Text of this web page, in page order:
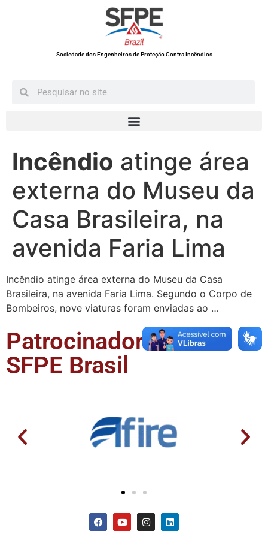
Sociedade dos Engenheiros de Proteção Contra Incêndios
Incêndio atinge área
externa do Museu da
Casa Brasileira, na
avenida Faria Lima
Incêndio atinge área externa do Museu da Casa
Brasileira, na avenida Faria Lima. Segundo o Corpo de
Bombeiros, nove viaturas foram enviadas ao …
Patrocinadores da
SFPE Brasil